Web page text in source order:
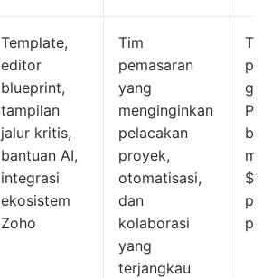
Template,
editor
blueprint,
tampilan
jalur kritis,
bantuan AI,
integrasi
ekosistem
Zoho
Tim
pemasaran
yang
menginginkan
pelacakan
proyek,
otomatisasi,
dan
kolaborasi
yang
terjangkau
$4
per